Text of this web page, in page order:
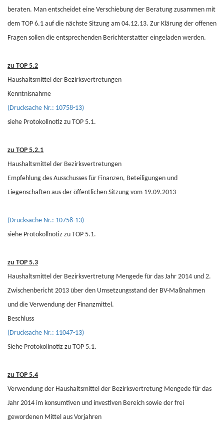
beraten. Man entscheidet eine Verschiebung der Beratung zusammen mit
dem TOP 6.1 auf die nächste Sitzung am 04.12.13. Zur Klärung der offenen
Fragen sollen die entsprechenden Berichterstatter eingeladen werden.
zu TOP 5.2
Haushaltsmittel der Bezirksvertretungen
Kenntnisnahme
(Drucksache Nr.: 10758-13)
siehe Protokollnotiz zu TOP 5.1.
zu TOP 5.2.1
Haushaltsmittel der Bezirksvertretungen
Empfehlung des Ausschusses für Finanzen, Beteiligungen und
Liegenschaften aus der öffentlichen Sitzung vom 19.09.2013
(Drucksache Nr.: 10758-13)
siehe Protokollnotiz zu TOP 5.1.
zu TOP 5.3
Haushaltsmittel der Bezirksvertretung Mengede für das Jahr 2014 und 2.
Zwischenbericht 2013 über den Umsetzungsstand der BV-Maßnahmen
und die Verwendung der Finanzmittel.
Beschluss
(Drucksache Nr.: 11047-13)
Siehe Protokollnotiz zu TOP 5.1.
zu TOP 5.4
Verwendung der Haushaltsmittel der Bezirksvertretung Mengede für das
Jahr 2014 im konsumtiven und investiven Bereich sowie der frei
gewordenen Mittel aus Vorjahren